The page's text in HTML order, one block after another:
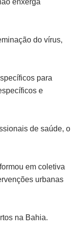
do vírus,
para
e
de saúde, o
em coletiva
urbanas
na Bahia.